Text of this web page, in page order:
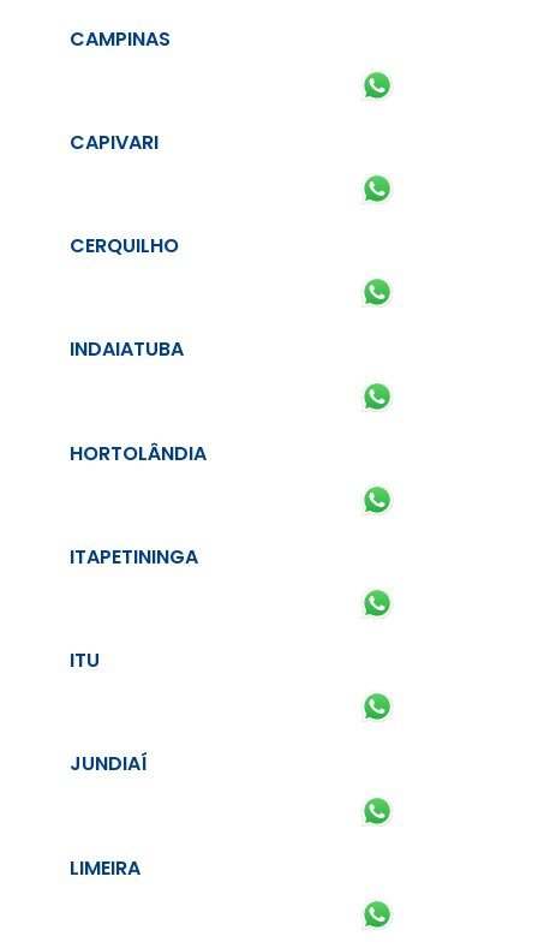
CAMPINAS
CAPIVARI
CERQUILHO
INDAIATUBA
HORTOLÂNDIA
ITAPETININGA
ITU
JUNDIAÍ
LIMEIRA